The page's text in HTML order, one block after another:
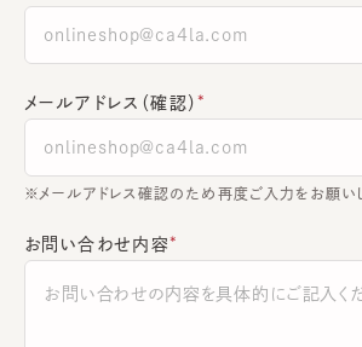
メールアドレス（確認）
※メールアドレス確認のため再度ご入力をお願いし
お問い合わせ内容